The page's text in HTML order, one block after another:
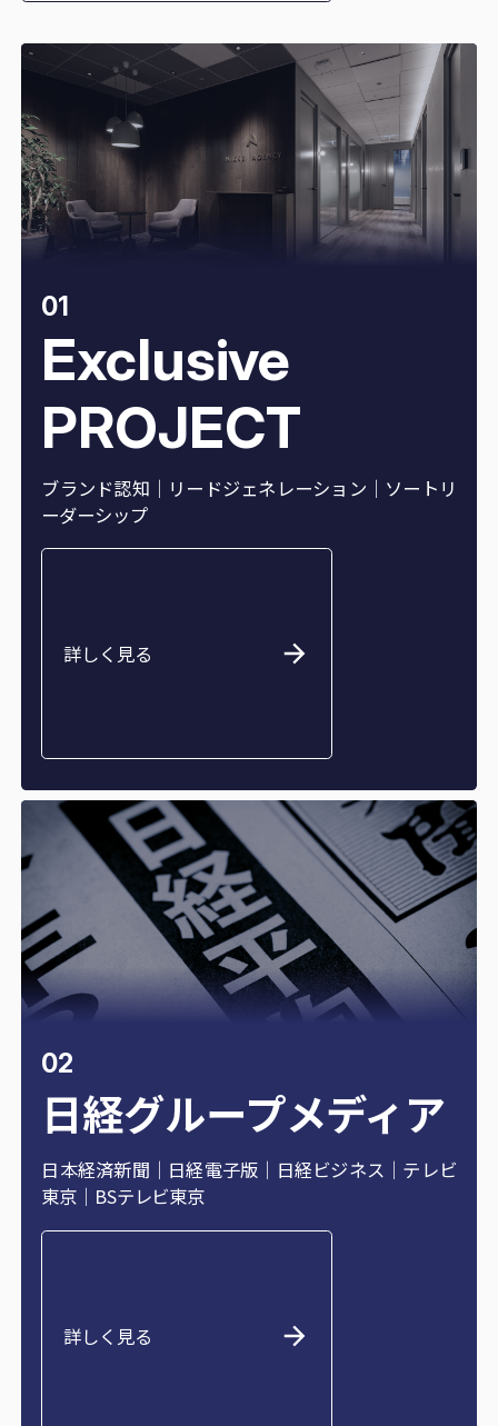
01
Exclusive
PROJECT
ブランド認知｜リードジェネレーション｜ソートリ
ーダーシップ
詳しく見る
02
日経グループメディア
日本経済新聞｜日経電子版｜日経ビジネス｜テレビ
東京｜BSテレビ東京
詳しく見る